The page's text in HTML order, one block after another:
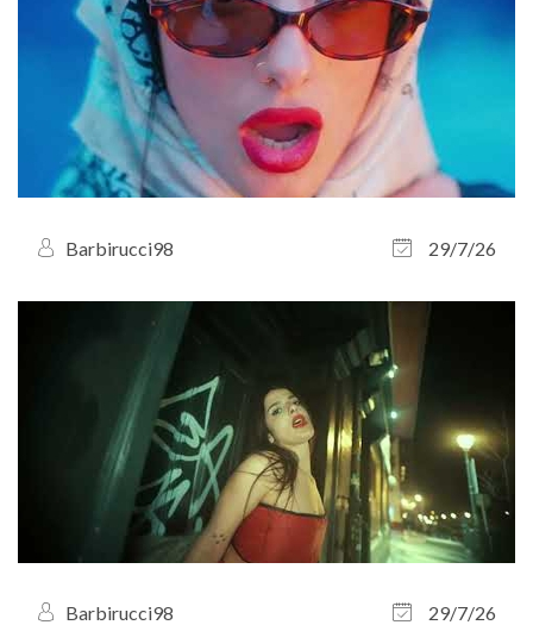
Barbirucci98 29/7/26
Barbirucci98 29/7/26